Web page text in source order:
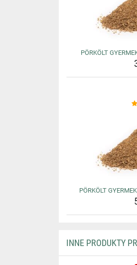
PÖRKÖLT
PÖRKÖLT
INNE PRODUKTY